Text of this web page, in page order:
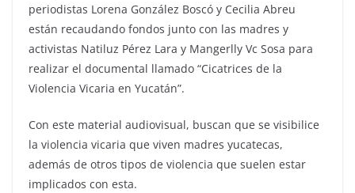
periodistas Lorena González Boscó y Cecilia Abreu
están recaudando fondos junto con las madres y
activistas Natiluz Pérez Lara y Mangerlly Vc Sosa para
realizar el documental llamado “Cicatrices de la
Violencia Vicaria en Yucatán”.
Con este material audiovisual, buscan que se visibilice
la violencia vicaria que viven madres yucatecas,
además de otros tipos de violencia que suelen estar
implicados con esta.